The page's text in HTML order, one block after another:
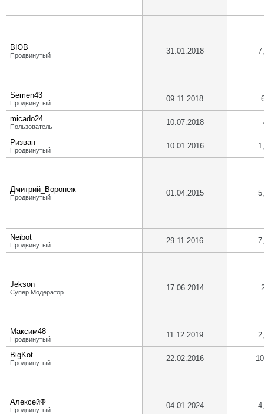
ВЮВ
Продвинутый 31.01.2018
Semen43
Продвинутый 09.11.2018
micado24
Пользователь 10.07.2018
Ризван
Продвинутый 10.01.2016
Дмитрий_Воронеж
Продвинутый 01.04.2015
Neibot
Продвинутый 29.11.2016
Jekson
Супер Модератор 17.06.2014
Максим48
Продвинутый 11.12.2019
BigKot
Продвинутый 22.02.2016
АлексейФ
Продвинутый 04.01.2024